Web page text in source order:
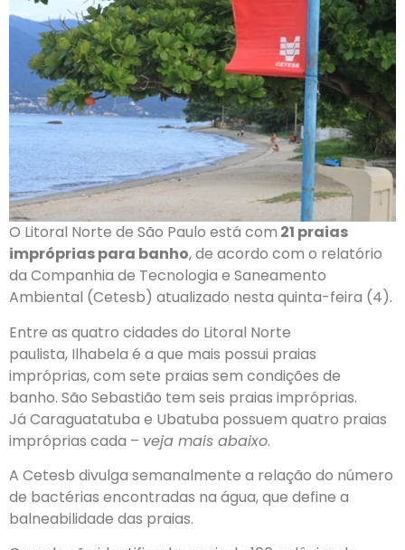
O Litoral Norte de São Paulo está com 21 praias
impróprias para banho, de acordo com o relatório
da Companhia de Tecnologia e Saneamento
Ambiental (Cetesb) atualizado nesta quinta-feira (4).
Entre as quatro cidades do Litoral Norte
paulista, Ilhabela é a que mais possui praias
impróprias, com sete praias sem condições de
banho. São Sebastião tem seis praias impróprias.
Já Caraguatatuba e Ubatuba possuem quatro praias
impróprias cada – veja mais abaixo.
A Cetesb divulga semanalmente a relação do número
de bactérias encontradas na água, que define a
balneabilidade das praias.